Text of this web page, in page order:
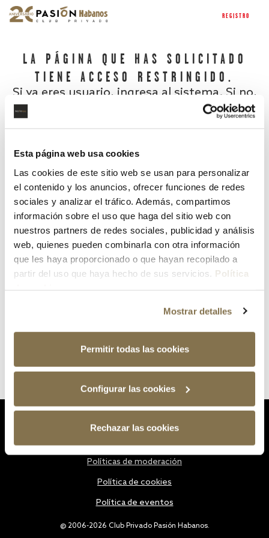
Esta página web usa cookies
Las cookies de este sitio web se usan para personalizar
el contenido y los anuncios, ofrecer funciones de redes
sociales y analizar el tráfico. Además, compartimos
información sobre el uso que haga del sitio web con
nuestros partners de redes sociales, publicidad y análisis
web, quienes pueden combinarla con otra información
que les haya proporcionado o que hayan recopilado a
partir del uso que haya hecho de sus servicios. Política
Mostrar detalles
Permitir todas las cookies
Configurar las cookies
Rechazar las cookies
REGISTRO
LA PÁGINA QUE HAS SOLICITADO
TIENE ACCESO RESTRINGIDO.
Si ya eres usuario, ingresa al sistema. Si no,
¿Has olvidado tu contraseña?
@ 2006-2026 Club Privado Pasión Habanos.
Políticas de moderación
Política de cookies
Política de eventos